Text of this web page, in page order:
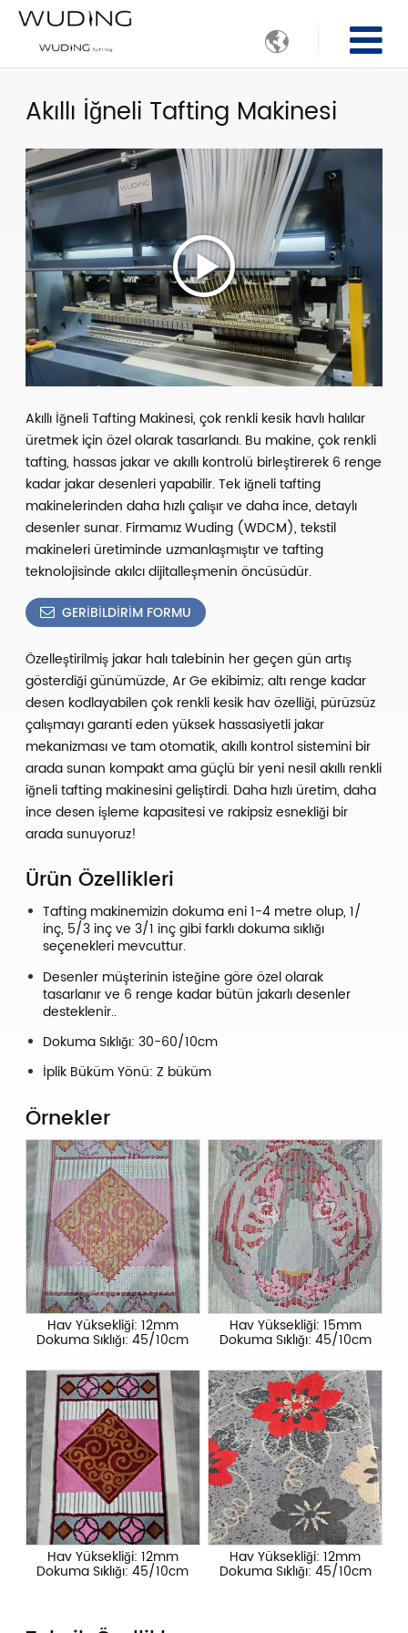

Akıllı İğneli Tafting Makinesi
Akıllı İğneli Tafting Makinesi, çok renkli kesik havlı halılar
üretmek için özel olarak tasarlandı. Bu makine, çok renkli
tafting, hassas jakar ve akıllı kontrolü birleştirerek 6 renge
kadar jakar desenleri yapabilir. Tek iğneli tafting
makinelerinden daha hızlı çalışır ve daha ince, detaylı
desenler sunar. Firmamız Wuding (WDCM), tekstil
makineleri üretiminde uzmanlaşmıştır ve tafting
teknolojisinde akılcı dijitalleşmenin öncüsüdür.
GERIBILDIRIM FORMU
Özelleştirilmiş jakar halı talebinin her geçen gün artış
gösterdiği günümüzde, Ar Ge ekibimiz; altı renge kadar
desen kodlayabilen çok renkli kesik hav özelliği, pürüzsüz
çalışmayı garanti eden yüksek hassasiyetli jakar
mekanizması ve tam otomatik, akıllı kontrol sistemini bir
arada sunan kompakt ama güçlü bir yeni nesil akıllı renkli
iğneli tafting makinesini geliştirdi. Daha hızlı üretim, daha
ince desen işleme kapasitesi ve rakipsiz esnekliği bir
arada sunuyoruz!
Ürün Özellikleri
Tafting makinemizin dokuma eni 1-4 metre olup, 1/
inç, 5/3 inç ve 3/1 inç gibi farklı dokuma sıklığı
seçenekleri mevcuttur.
Desenler müşterinin isteğine göre özel olarak
tasarlanır ve 6 renge kadar bütün jakarlı desenler
desteklenir..
Dokuma Sıklığı: 30-60/10cm
İplik Büküm Yönü: Z büküm
Örnekler
Hav Yüksekliği: 12mm
Dokuma Sıklığı: 45/10cm
Hav Yüksekliği: 15mm
Dokuma Sıklığı: 45/10cm
Hav Yüksekliği: 12mm
Dokuma Sıklığı: 45/10cm
Hav Yüksekliği: 12mm
Dokuma Sıklığı: 45/10cm